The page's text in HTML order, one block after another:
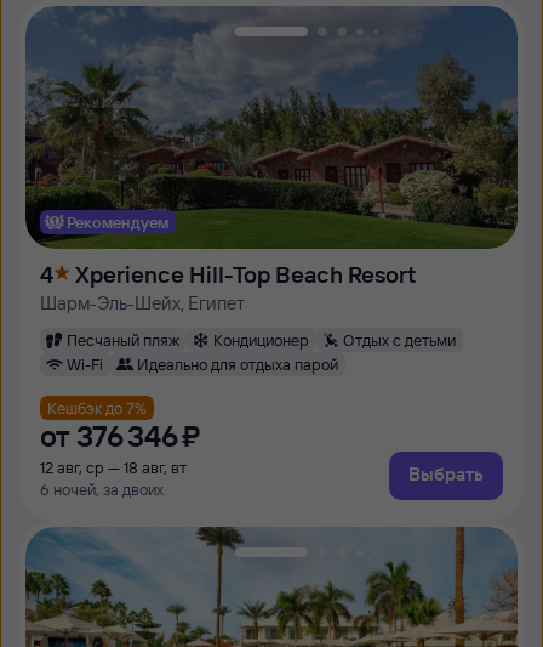
Рекомендуем
4 Xperience Hill-Top Beach Resort
Шарм-Эль-Шейх, Египет
Песчаный пляж Кондиционер
Отдых с детьми
Wi-Fi
Идеально для отдыха парой
Кешбэк до 7%
от 376 ⁠346 ⁠₽
12 авг, ср — 18 авг, вт
6 ночей, за двоих
Выбрать